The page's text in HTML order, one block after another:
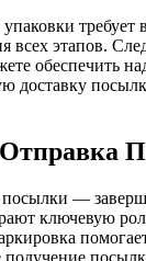
требует
всех этапов.
обеспечить
доставку
посылки —
ключевую